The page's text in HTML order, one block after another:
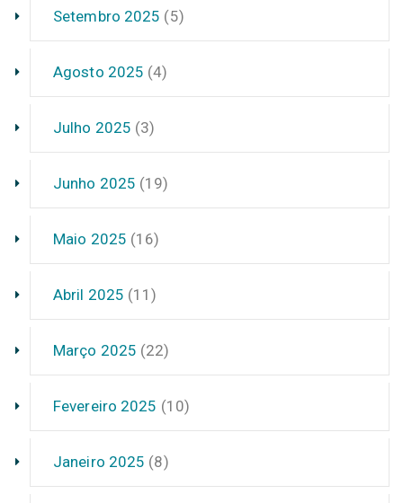
Setembro 2025 (5)
Agosto 2025 (4)
Julho 2025 (3)
Junho 2025 (19)
Maio 2025 (16)
Abril 2025 (11)
Março 2025 (22)
Fevereiro 2025 (10)
Janeiro 2025 (8)